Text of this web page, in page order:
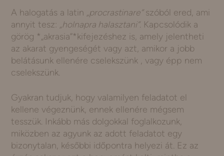
A halogatás a latin „procrastinare”szóból ered, ami
annyit tesz:
„holnapra halasztani”. Kapcsolódik a
görög *„akrasia”*kifejezéshez is, amely jelentheti
az akarat gyengeségét vagy azt, amikor a jobb
belátásunk ellenére cselekszünk , vagy épp nem
cselekszünk.
Gyakran tudjuk, hogy valamilyen feladatot el
kellene végeznünk, ennek ellenére mégsem
tesszük. Inkább más dolgokkal foglalkozunk,
miközben az agyunk az adott feladatot egy
bizonytalan, későbbi időpontra helyezi át. Ez az